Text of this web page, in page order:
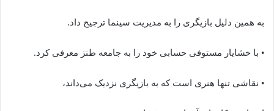
به همین دلیل بازیگری را به مدیریت سینما ترجیح داد.
• با خشایار مستوفی حسابی خود را به جامعه طنز معرفی کرد.
• نقاشی تنها هنری است که به بازیگری نزدیک می‌داند،